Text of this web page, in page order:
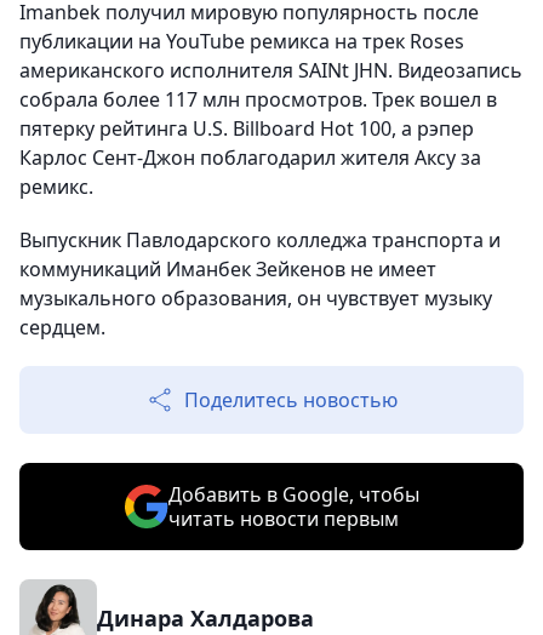
Imanbek получил мировую популярность после
публикации на YouTube ремикса на трек Roses
американского исполнителя SAINt JHN. Видеозапись
собрала более 117 млн просмотров. Трек вошел в
пятерку рейтинга U.S. Billboard Hot 100, а рэпер
Карлос Сент-Джон поблагодарил жителя Аксу за
ремикс.
Выпускник Павлодарского колледжа транспорта и
коммуникаций Иманбек Зейкенов не имеет
музыкального образования, он чувствует музыку
сердцем.
Поделитесь новостью
Добавить в Google, чтобы
читать новости первым
Динара Халдарова